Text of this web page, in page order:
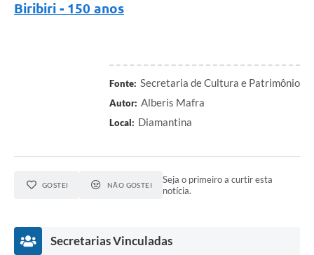
Biribiri - 150 anos
Fonte: Secretaria de Cultura e Patrimônio
Autor: Alberis Mafra
Local: Diamantina
GOSTEI NÃO GOSTEI
Seja o primeiro a curtir esta
notícia.
Secretarias Vinculadas